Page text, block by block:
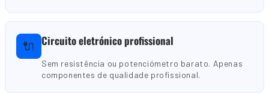
🔌 Circuito eletrónico profissional
Sem resistência ou potenciómetro barato. Apenas
componentes de qualidade profissional.